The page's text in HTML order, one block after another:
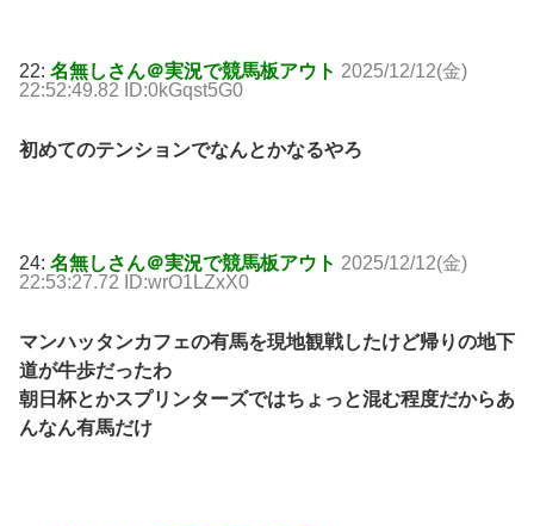
22: 名無しさん＠実況で競馬板アウト 2025/12/12(金)
22:52:49.82 ID:0kGqst5G0
初めてのテンションでなんとかなるやろ
24: 名無しさん＠実況で競馬板アウト 2025/12/12(金)
22:53:27.72 ID:wrO1LZxX0
マンハッタンカフェの有馬を現地観戦したけど帰りの地下
道が牛歩だったわ
朝日杯とかスプリンターズではちょっと混む程度だからあ
んなん有馬だけ